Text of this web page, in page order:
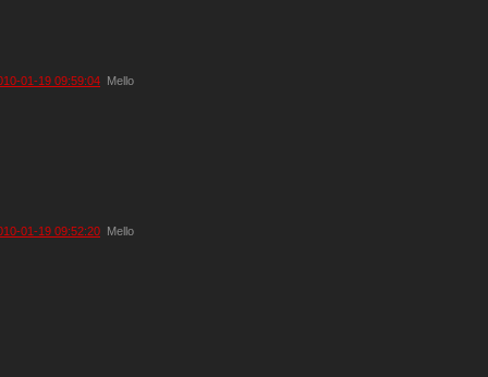
01-19 09:59:04 Mello
01-19 09:52:20 Mello